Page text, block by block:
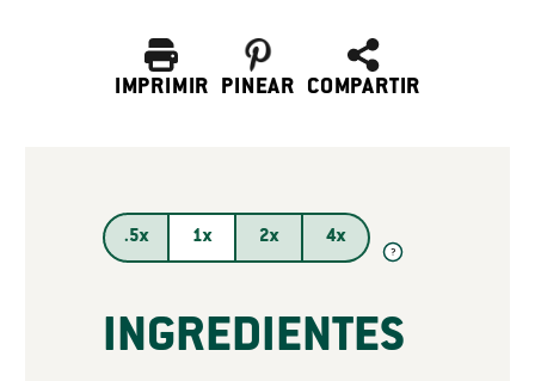
IMPRIMIR PINEAR COMPARTIR
.5x 1x 2x 4x
?
INGREDIENTES